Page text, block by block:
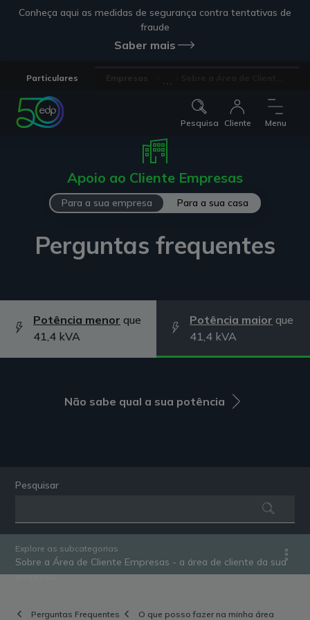
Conheça aqui as medidas de segurança contra tentativas de
fraude
Saber mais
Particulares
Pesquisa Cliente Menu
Apoio ao Cliente Empresas
Para a sua empresa Para a sua casa
Perguntas frequentes
Potência menor que
41,4 kVA
Potência maior que
41,4 kVA
Não sabe qual a sua potência
Pesquisar
Explore as subcategorias
Sobre a Área de Cliente Empresas - a área de cliente da sua
empresa
Perguntas Frequentes
O que posso fazer na minha área